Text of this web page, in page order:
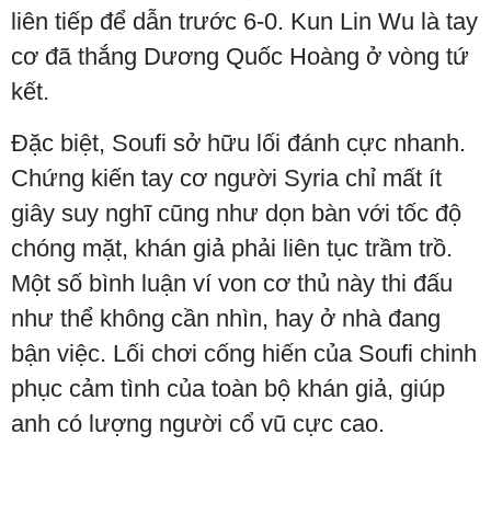
liên tiếp để dẫn trước 6-0. Kun Lin Wu là tay
cơ đã thắng Dương Quốc Hoàng ở vòng tứ
kết.
Đặc biệt, Soufi sở hữu lối đánh cực nhanh.
Chứng kiến tay cơ người Syria chỉ mất ít
giây suy nghĩ cũng như dọn bàn với tốc độ
chóng mặt, khán giả phải liên tục trầm trồ.
Một số bình luận ví von cơ thủ này thi đấu
như thể không cần nhìn, hay ở nhà đang
bận việc. Lối chơi cống hiến của Soufi chinh
phục cảm tình của toàn bộ khán giả, giúp
anh có lượng người cổ vũ cực cao.